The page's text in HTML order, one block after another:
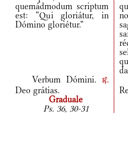
quemádmodum scriptum
est: “Qui gloriátur, in
Dómino gloriétur.”
Verbum Dómini.
r.
Deo grátias.
Graduale
Ps. 36, 30-31